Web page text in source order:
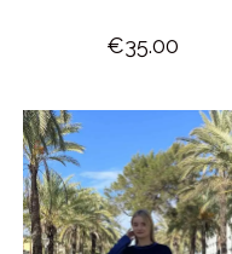
€35.00